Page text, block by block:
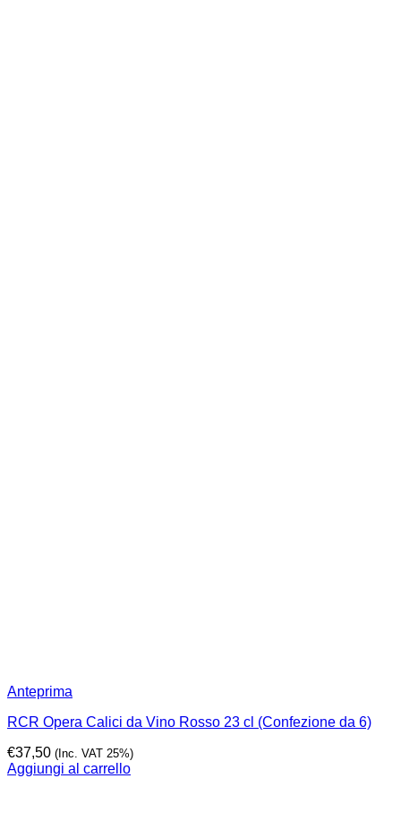
Anteprima
RCR Opera Calici da Vino Rosso 23 cl (Confezione da 6)
€37,50 (Inc. VAT 25%)
Aggiungi al carrello